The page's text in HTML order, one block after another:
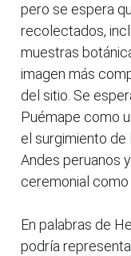
pero se espera
recolectados,
muestras
imagen más
del sitio. Se
Puémape como
el surgimiento
Andes peruanos
ceremonial
En palabras de
podría